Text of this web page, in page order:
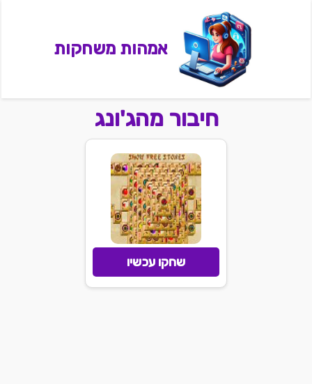
אמהות משחקות
חיבור מהג'ונג
שחקו עכשיו